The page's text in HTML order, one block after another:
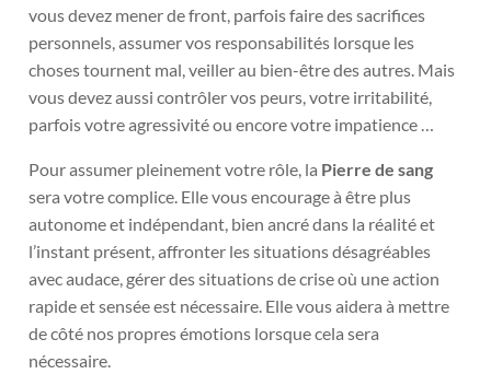
vous devez mener de front, parfois faire des sacrifices
personnels, assumer vos responsabilités lorsque les
choses tournent mal, veiller au bien-être des autres. Mais
vous devez aussi contrôler vos peurs, votre irritabilité,
parfois votre agressivité ou encore votre impatience …
Pour assumer pleinement votre rôle, la Pierre de sang
sera votre complice. Elle vous encourage à être plus
autonome et indépendant, bien ancré dans la réalité et
l’instant présent, affronter les situations désagréables
avec audace, gérer des situations de crise où une action
rapide et sensée est nécessaire. Elle vous aidera à mettre
de côté nos propres émotions lorsque cela sera
nécessaire.